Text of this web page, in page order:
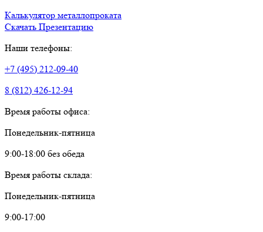
Калькулятор металлопроката
Скачать Презентацию
Наши телефоны:
+7 (495) 212-09-40
8 (812) 426-12-94
Время работы офиса:
Понедельник-пятница
9:00-18:00 без обеда
Время работы склада:
Понедельник-пятница
9:00-17:00